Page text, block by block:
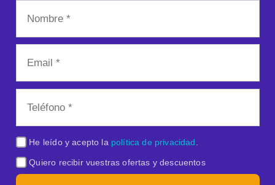
He leído y acepto la política de privacidad
Quiero recibir vuestras ofertas y descuentos